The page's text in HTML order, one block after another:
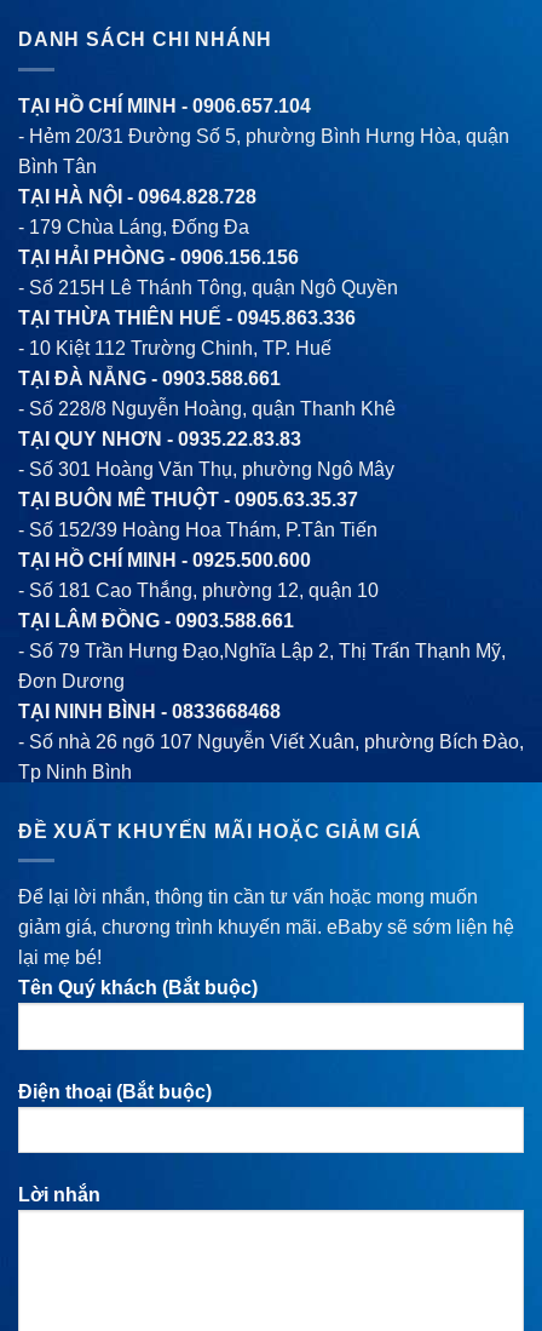
DANH SÁCH CHI NHÁNH
TẠI HỒ CHÍ MINH - 0906.657.104
- Hẻm 20/31 Đường Số 5, phường Bình Hưng Hòa, quận
Bình Tân
TẠI HÀ NỘI - 0964.828.728
- 179 Chùa Láng, Đống Đa
TẠI HẢI PHÒNG - 0906.156.156
- Số 215H Lê Thánh Tông, quận Ngô Quyền
TẠI THỪA THIÊN HUẾ - 0945.863.336
- 10 Kiệt 112 Trường Chinh, TP. Huế
TẠI ĐÀ NẴNG - 0903.588.661
- Số 228/8 Nguyễn Hoàng, quận Thanh Khê
TẠI QUY NHƠN - 0935.22.83.83
- Số 301 Hoàng Văn Thụ, phường Ngô Mây
TẠI BUÔN MÊ THUỘT - 0905.63.35.37
- Số 152/39 Hoàng Hoa Thám, P.Tân Tiến
TẠI HỒ CHÍ MINH - 0925.500.600
- Số 181 Cao Thắng, phường 12, quận 10
TẠI LÂM ĐỒNG - 0903.588.661
- Số 79 Trần Hưng Đạo,Nghĩa Lập 2, Thị Trấn Thạnh Mỹ,
Đơn Dương
TẠI NINH BÌNH - 0833668468
- Số nhà 26 ngõ 107 Nguyễn Viết Xuân, phường Bích Đào,
Tp Ninh Bình
ĐỀ XUẤT KHUYẾN MÃI HOẶC GIẢM GIÁ
Để lại lời nhắn, thông tin cần tư vấn hoặc mong muốn
giảm giá, chương trình khuyến mãi. eBaby sẽ sớm liện hệ
lại mẹ bé!
Tên Quý khách (Bắt buộc)
Điện thoại (Bắt buộc)
Lời nhắn